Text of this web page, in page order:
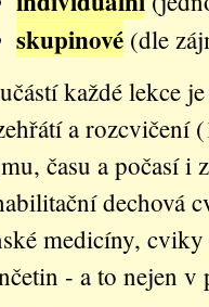
skupinové (dle
každé lekce
a rozcvičení
času a počasí
dechová
medicíny,
- a to nejen v